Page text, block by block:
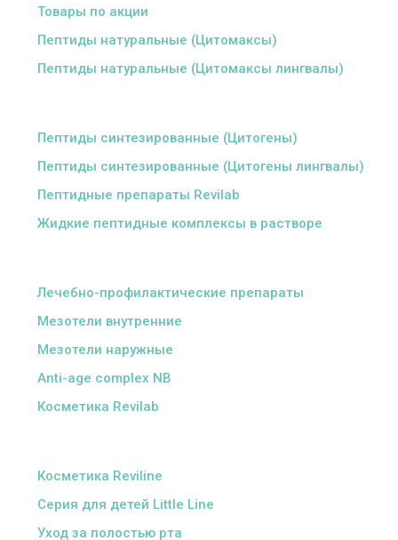
Товары по акции
Пептиды натуральные (Цитомаксы)
Пептиды натуральные (Цитомаксы лингвалы)
Пептиды синтезированные (Цитогены)
Пептиды синтезированные (Цитогены лингвалы)
Пептидные препараты Revilab
Жидкие пептидные комплексы в растворе
Лечебно-профилактические препараты
Мезотели внутренние
Мезотели наружные
Anti-age complex NB
Косметика Revilab
Косметика Reviline
Серия для детей Little Line
Уход за полостью рта